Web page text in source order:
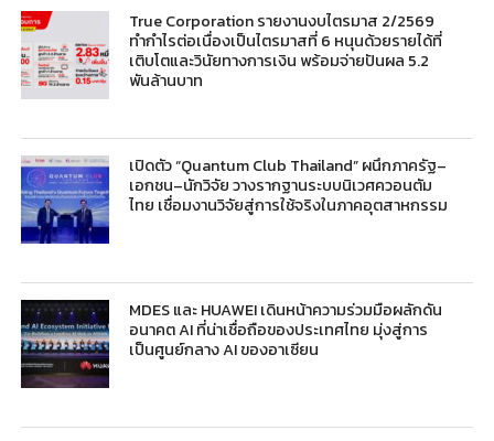
True Corporation รายงานงบไตรมาส 2/2569
ทำกำไรต่อเนื่องเป็นไตรมาสที่ 6 หนุนด้วยรายได้ที่
เติบโตและวินัยทางการเงิน พร้อมจ่ายปันผล 5.2
พันล้านบาท
เปิดตัว “Quantum Club Thailand” ผนึกภาครัฐ–
เอกชน–นักวิจัย วางรากฐานระบบนิเวศควอนตัม
ไทย เชื่อมงานวิจัยสู่การใช้จริงในภาคอุตสาหกรรม
MDES และ HUAWEI เดินหน้าความร่วมมือผลักดัน
อนาคต AI ที่น่าเชื่อถือของประเทศไทย มุ่งสู่การ
เป็นศูนย์กลาง AI ของอาเซียน